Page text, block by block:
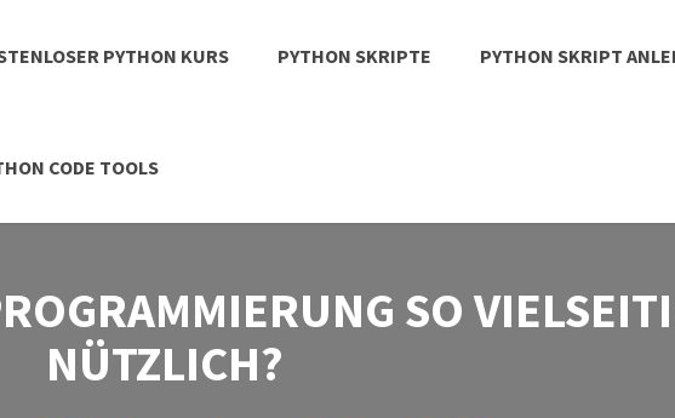
PYTHON KURS PYTHON SKRIPTE PYTHON SKRIPT
CODE TOOLS
SO
NÜTZLICH?